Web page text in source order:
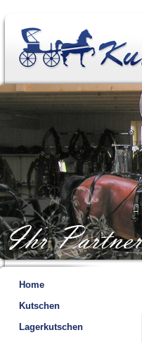
Home
Kutschen
Lagerkutschen